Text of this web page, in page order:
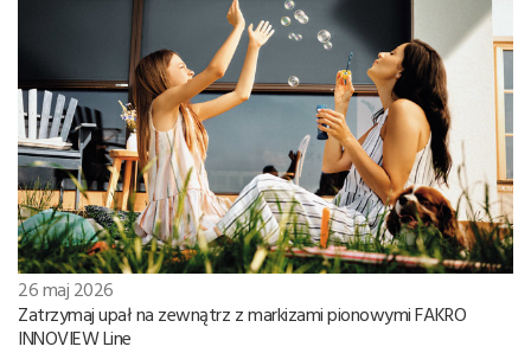
26 maj 2026
Zatrzymaj upał na zewnątrz z markizami pionowymi FAKRO
INNOVIEW Line